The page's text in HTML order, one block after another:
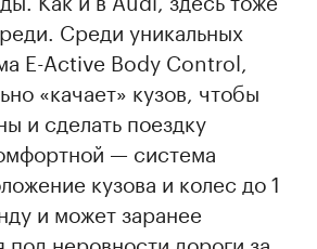
Среди уникальных
E-Active Body Control,
«качает» кузов, чтобы
и сделать поездку
— система
кузова и колес до 1
и может заранее
под неровности дороги за